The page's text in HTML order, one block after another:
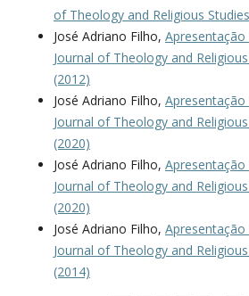
of Theology and Religious
José Adriano Filho, Apresentação
Journal of Theology and
(2012)
José Adriano Filho, Apresentação
Journal of Theology and
(2020)
José Adriano Filho, Apresentação
Journal of Theology and
(2020)
José Adriano Filho, Apresentação
Journal of Theology and
(2014)